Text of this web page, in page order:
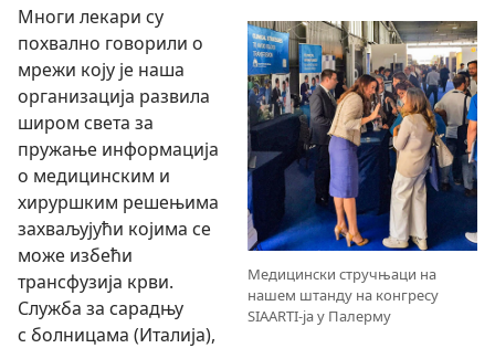
Медицински стручњаци на
нашем штанду на конгресу
SIAARTI-ја у Палерму
Многи лекари су
похвално говорили о
мрежи коју је наша
организација развила
широм света за
пружање информација
о медицинским и
хируршким решењима
захваљујући којима се
може избећи
трансфузија крви.
Служба за сарадњу
с болницама (Италија),